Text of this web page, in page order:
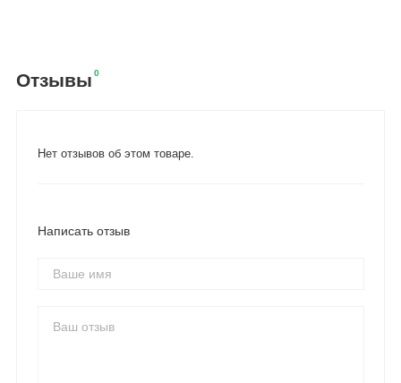
Отзывы 0
Нет отзывов об этом товаре.
Написать отзыв